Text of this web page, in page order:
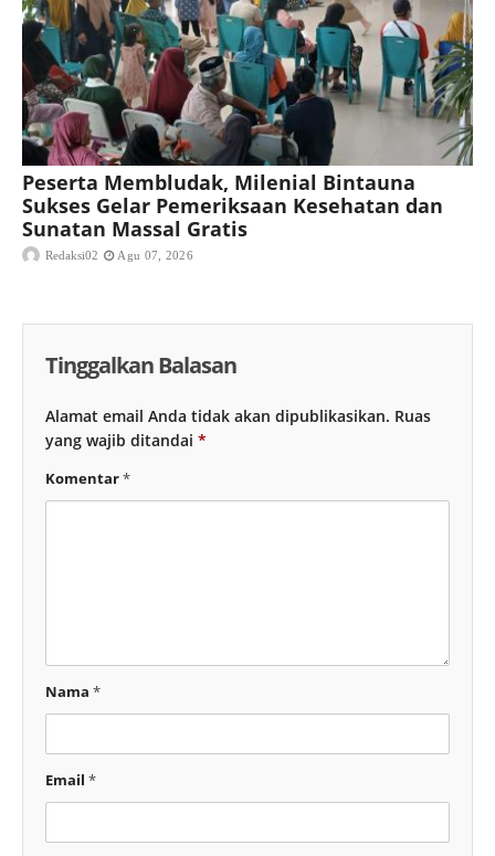
Peserta Membludak, Milenial Bintauna
Sukses Gelar Pemeriksaan Kesehatan dan
Sunatan Massal Gratis
Redaksi02 Agu 07, 2026
Tinggalkan Balasan
Alamat email Anda tidak akan dipublikasikan. Ruas
yang wajib ditandai *
Komentar*
Nama *
Email *